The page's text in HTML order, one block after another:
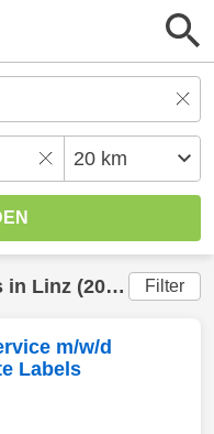
in Linz (20 km) gefunden Filter
m/w/d
Labels